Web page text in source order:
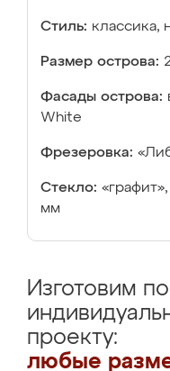
Стиль: классика,
Размер острова:
Фасады острова:
White
Фрезеровка:
Стекло:
мм
Изготовим по
проекту:
любые